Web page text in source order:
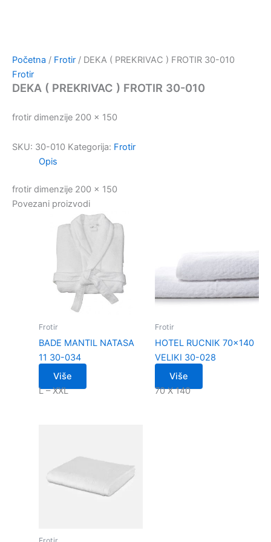
Početna / Frotir / DEKA ( PREKRIVAC ) FROTIR 30-010
Frotir
DEKA ( PREKRIVAC ) FROTIR 30-010
frotir dimenzije 200 x 150
SKU: 30-010 Kategorija: Frotir
Opis
frotir dimenzije 200 x 150
Povezani proizvodi
Frotir
BADE MANTIL NATASA
11 30-034
Više
L – XXL
Frotir
HOTEL RUCNIK 70×140
VELIKI 30-028
Više
70 X 140